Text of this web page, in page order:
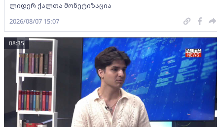
ლიდერ ქალთა მონეტიზაცია
2026/08/07 15:07
08:35